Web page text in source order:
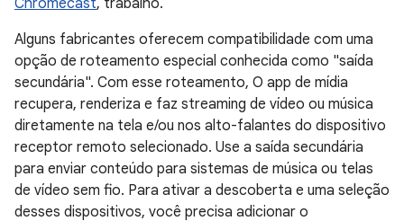
Chromecast, trabalho.
Alguns fabricantes oferecem compatibilidade com uma
opção de roteamento especial conhecida como "saída
secundária". Com esse roteamento, O app de mídia
recupera, renderiza e faz streaming de vídeo ou música
diretamente na tela e/ou nos alto-falantes do dispositivo
receptor remoto selecionado. Use a saída secundária
para enviar conteúdo para sistemas de música ou telas
de vídeo sem fio. Para ativar a descoberta e uma seleção
desses dispositivos, você precisa adicionar o